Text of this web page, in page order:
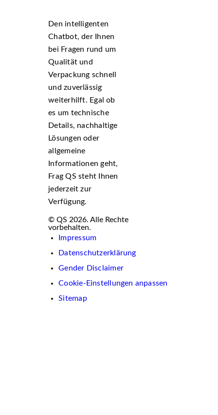
Den intelligenten
Chatbot, der Ihnen
bei Fragen rund um
Qualität und
Verpackung schnell
und zuverlässig
weiterhilft. Egal ob
es um technische
Details, nachhaltige
Lösungen oder
allgemeine
Informationen geht,
Frag QS steht Ihnen
jederzeit zur
Verfügung.
© QS 2026. Alle Rechte
vorbehalten.
Impressum
Datenschutzerklärung
Gender Disclaimer
Cookie-Einstellungen anpassen
Sitemap